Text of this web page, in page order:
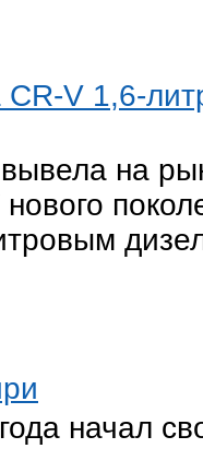
CR-V 1,6-
на
нового
начал